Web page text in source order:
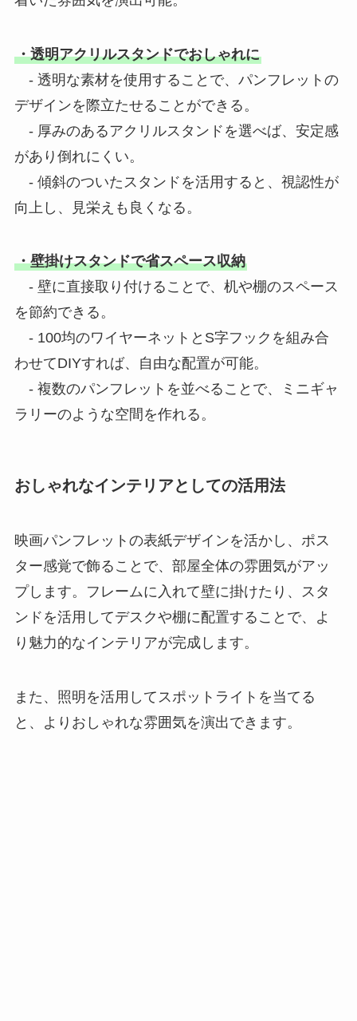
・透明アクリルスタンドでおしゃれに
- 透明な素材を使用することで、パンフレットの
デザインを際立たせることができる。
- 厚みのあるアクリルスタンドを選べば、安定感
があり倒れにくい。
- 傾斜のついたスタンドを活用すると、視認性が
向上し、見栄えも良くなる。
・壁掛けスタンドで省スペース収納
- 壁に直接取り付けることで、机や棚のスペース
を節約できる。
- 100均のワイヤーネットとS字フックを組み合
わせてDIYすれば、自由な配置が可能。
- 複数のパンフレットを並べることで、ミニギャ
ラリーのような空間を作れる。
おしゃれなインテリアとしての活用法
映画パンフレットの表紙デザインを活かし、ポス
ター感覚で飾ることで、部屋全体の雰囲気がアッ
プします。フレームに入れて壁に掛けたり、スタ
ンドを活用してデスクや棚に配置することで、よ
り魅力的なインテリアが完成します。
また、照明を活用してスポットライトを当てる
と、よりおしゃれな雰囲気を演出できます。